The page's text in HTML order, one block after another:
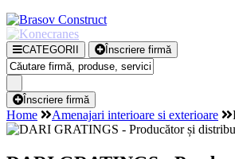
CATEGORII Înscriere firmă
Înscriere firmă
Home Amenajari interioare si exterioare